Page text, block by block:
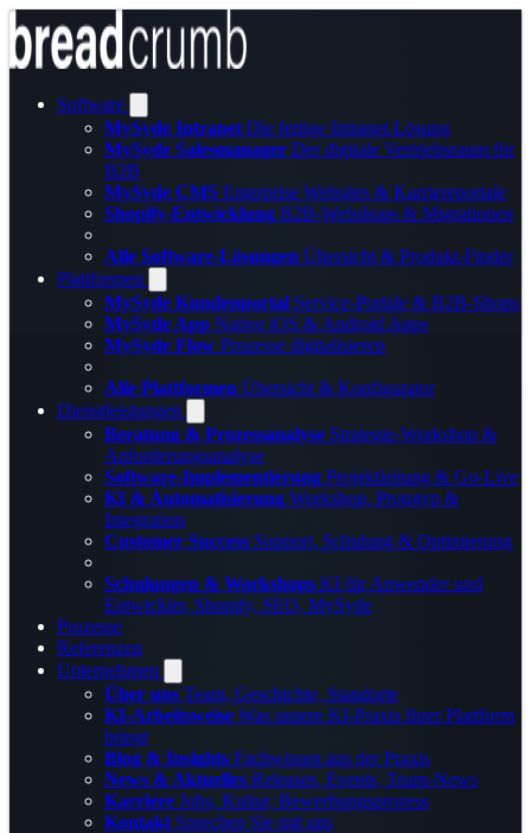
Software
MySyde Intranet Die fertige Intranet-Lösung
MySyde Salesmanager Der digitale Vertriebsraum für
B2B
MySyde CMS Enterprise Websites & Karriereportale
Shopify-Entwicklung B2B-Webshops & Migrationen
Alle Software-Lösungen Übersicht & Produkt-Finder
Plattformen
MySyde Kundenportal Service-Portale & B2B-Shops
MySyde App Native iOS & Android Apps
MySyde Flow Prozesse digitalisieren
Alle Plattformen Übersicht & Konfigurator
Dienstleistungen
Beratung & Prozessanalyse Strategie-Workshop &
Anforderungsanalyse
Software-Implementierung Projektleitung & Go-Live
KI & Automatisierung Workshop, Prototyp &
Integration
Customer Success Support, Schulung & Optimierung
Schulungen & Workshops KI für Anwender und
Entwickler, Shopify, SEO, MySyde
Prozesse
Referenzen
Unternehmen
Über uns Team, Geschichte, Standorte
KI-Arbeitsweise Was unsere KI-Praxis Ihrer Plattform
bringt
Blog & Insights Fachwissen aus der Praxis
News & Aktuelles Releases, Events, Team-News
Karriere Jobs, Kultur, Bewerbungsprozess
Kontakt Sprechen Sie mit uns